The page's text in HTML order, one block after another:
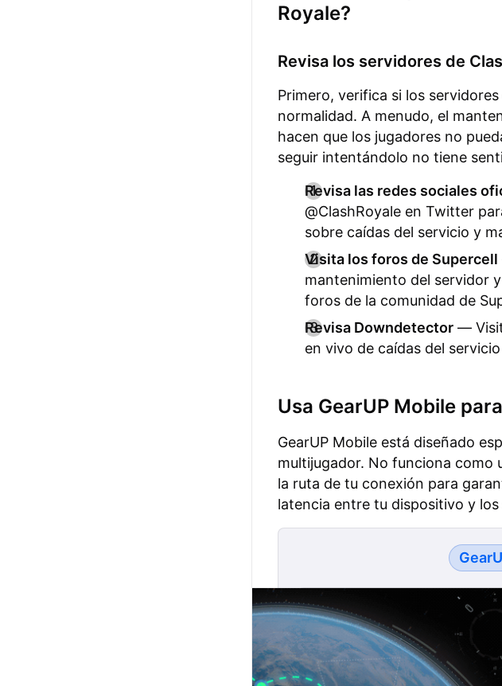
Royale?
Revisa los servidores de
Primero, verifica si los
normalidad. A menudo, el
hacen que los jugadores no
seguir intentándolo no tiene
Revisa las redes sociales
@ClashRoyale en Twitter
sobre caídas del servicio y
Visita los foros de Supercell
mantenimiento del servidor
foros de la comunidad de
Revisa Downdetector —
en vivo de caídas del
Usa GearUP Mobile
GearUP Mobile está diseñado
multijugador. No funciona como
la ruta de tu conexión para
latencia entre tu dispositivo y